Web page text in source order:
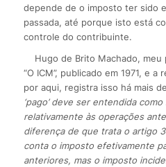
depende de o imposto ter sido
passada, até porque isto está
controle do contribuinte.
Hugo de Brito Machado,
“O ICM”, publicado em 1971, e
por aqui, registra isso há mais
‘pago’ deve ser entendida como
relativamente às operações
diferença de que trata o artigo
conta o imposto efetivamente
anteriores, mas o imposto